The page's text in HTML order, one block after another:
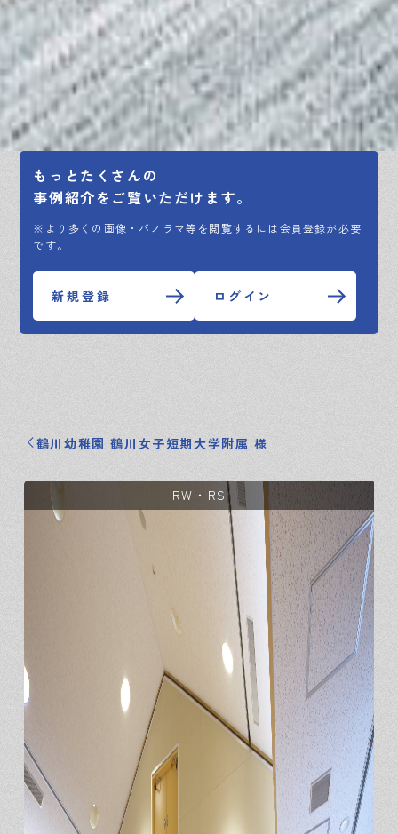
もっとたくさんの
事例紹介をご覧いただけます。
※より多くの画像・パノラマ等を閲覧するには会員登録が必要
です。
新規登録 ログイン
鶴川幼稚園 鶴川女子短期大学附属 様
RW・RS